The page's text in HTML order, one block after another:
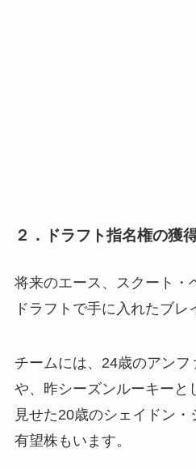
２．ドラフト指名権の獲
将来のエース、スクート・
ドラフトで手に入れたブレ
チームには、24歳のアン
や、昨シーズンルーキーと
見せた20歳のシェイドン
有望株もいます。